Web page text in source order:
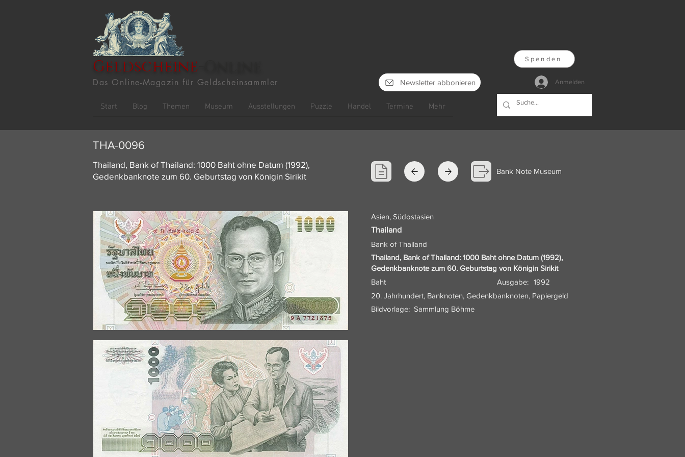
Geldscheine
Das Online-Magazin für Geldscheinsammler Newsletter abbonieren
Start Blog Themen Museum Ausstellungen Puzzle Handel Termine Mehr
Spenden
Anmelden
THA-0096
Thailand, Bank of Thailand: 1000 Baht ohne Datum (1992),
Gedenkbanknote zum 60. Geburtstag von Königin Sirikit
Bank Note Museum
Asien, Südostasien
Thailand
Bank of Thailand
Thailand, Bank of Thailand: 1000 Baht ohne Datum (1992),
Gedenkbanknote zum 60. Geburtstag von Königin Sirikit
Baht
Ausgabe: 1992
20. Jahrhundert, Banknoten, Gedenkbanknoten, Papiergeld
Bildvorlage: Sammlung Böhme